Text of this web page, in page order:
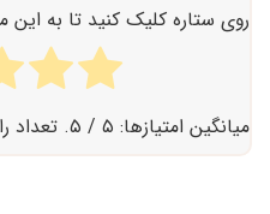
روی ستاره کلیک کنید تا به این
میانگین امتیازها: ۵ / ۵. تعداد رای‌ها: